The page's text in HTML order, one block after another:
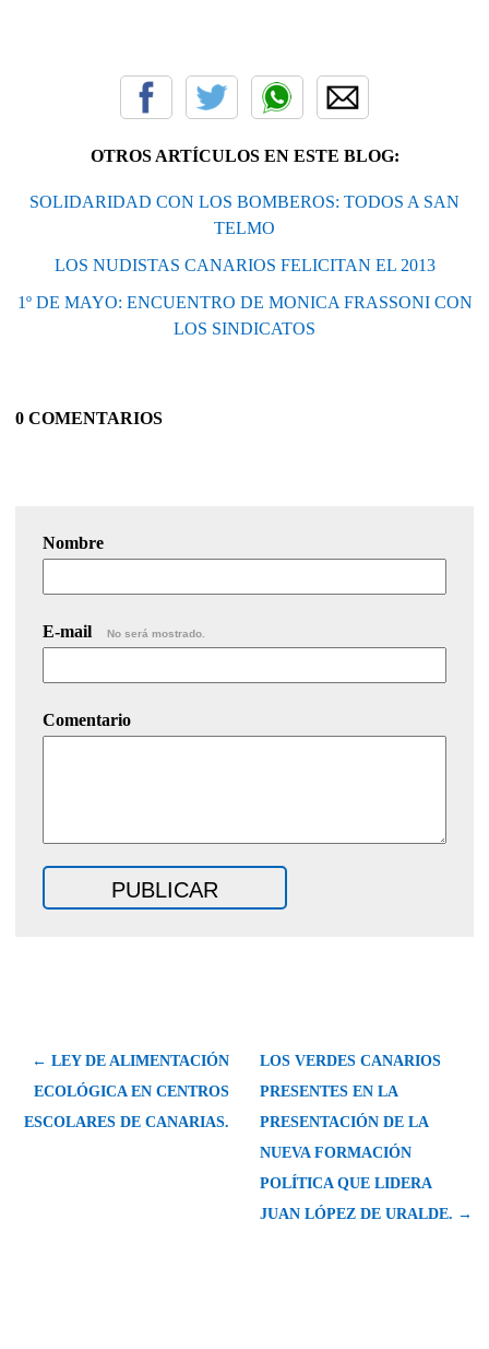
OTROS ARTÍCULOS EN ESTE BLOG:
SOLIDARIDAD CON LOS BOMBEROS: TODOS A SAN
TELMO
LOS NUDISTAS CANARIOS FELICITAN EL 2013
1º DE MAYO: ENCUENTRO DE MONICA FRASSONI CON
LOS SINDICATOS
0 COMENTARIOS
Nombre
E-mail No será mostrado.
Comentario
← LEY DE ALIMENTACIÓN
ECOLÓGICA EN CENTROS
ESCOLARES DE CANARIAS.
LOS VERDES CANARIOS
PRESENTES EN LA
PRESENTACIÓN DE LA
NUEVA FORMACIÓN
POLÍTICA QUE LIDERA
JUAN LÓPEZ DE URALDE. →